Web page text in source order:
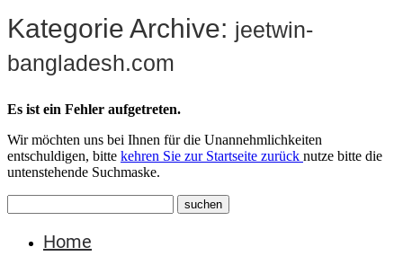
Kategorie Archive: jeetwin-
bangladesh.com
Es ist ein Fehler aufgetreten.
Wir möchten uns bei Ihnen für die Unannehmlichkeiten
entschuldigen, bitte kehren Sie zur Startseite zurück nutze bitte die
untenstehende Suchmaske.
Home